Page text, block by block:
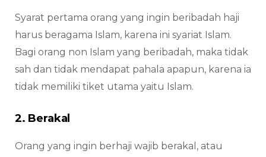
Syarat pertama orang yang ingin beribadah haji
harus beragama Islam, karena ini syariat Islam.
Bagi orang non Islam yang beribadah, maka tidak
sah dan tidak mendapat pahala apapun, karena ia
tidak memiliki tiket utama yaitu Islam.
2. Berakal
Orang yang ingin berhaji wajib berakal, atau